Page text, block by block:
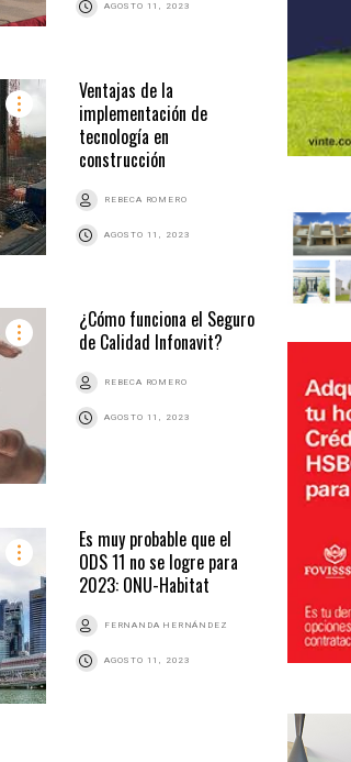
AGOSTO 11, 2023
Ventajas de la
implementación de
tecnología en
construcción
REBECA ROMERO
AGOSTO 11, 2023
¿Cómo funciona el Seguro
de Calidad Infonavit?
REBECA ROMERO
AGOSTO 11, 2023
Es muy probable que el
ODS 11 no se logre para
2023: ONU-Habitat
FERNANDA HERNÁNDEZ
AGOSTO 11, 2023